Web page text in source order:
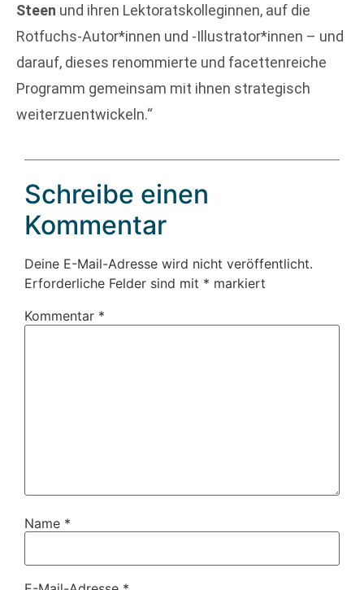
Steen und ihren Lektoratskolleginnen, auf die
Rotfuchs-Autor*innen und -Illustrator*innen – und
darauf, dieses renommierte und facettenreiche
Programm gemeinsam mit ihnen strategisch
weiterzuentwickeln.“
Schreibe einen
Kommentar
Deine E-Mail-Adresse wird nicht veröffentlicht.
Erforderliche Felder sind mit * markiert
Kommentar *
Name *